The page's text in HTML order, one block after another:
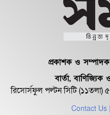
প্রকাশক ও
বার্তা,
রিসোর্সফুল পল্টন সিটি (১১তলা)
Contact Us